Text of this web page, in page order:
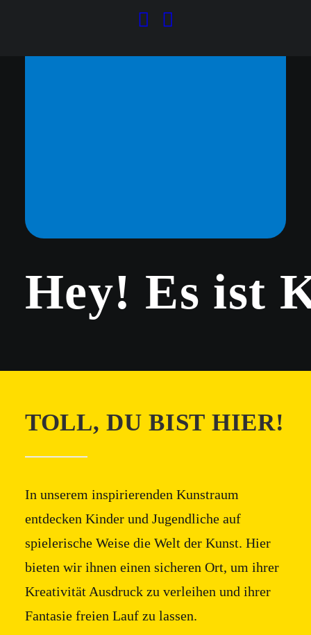
GEBURTSTAGE
Kreativ-Party Zuhause
Hey! Es ist
TOLL, DU BIST HIER!
In unserem inspirierenden Kunstraum
entdecken Kinder und Jugendliche auf
spielerische Weise die Welt der Kunst. Hier
bieten wir ihnen einen sicheren Ort, um ihrer
Kreativität Ausdruck zu verleihen und ihrer
Fantasie freien Lauf zu lassen.